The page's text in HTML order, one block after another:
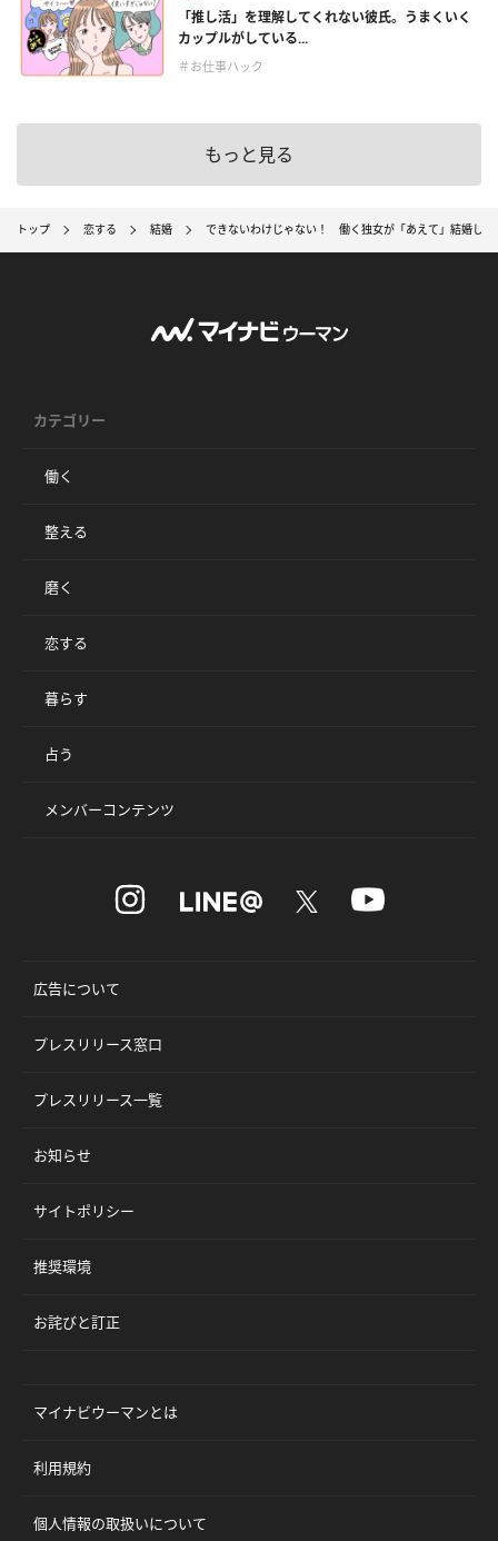
「推し活」を理解してくれない彼氏。うまくいく
カップルがしている...
＃お仕事ハック
もっと見る
トップ 恋する 結婚 できないわけじゃない！ 働く独女が「あえて」結婚し
カテゴリー
働く
整える
磨く
恋する
暮らす
占う
メンバーコンテンツ
広告について
プレスリリース窓口
プレスリリース一覧
お知らせ
サイトポリシー
推奨環境
お詫びと訂正
マイナビウーマンとは
利用規約
個人情報の取扱いについて